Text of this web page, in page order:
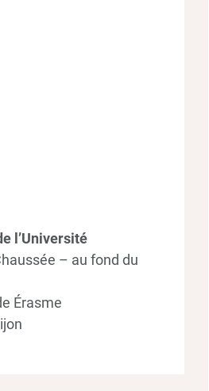
l’Université
– au fond du
Érasme